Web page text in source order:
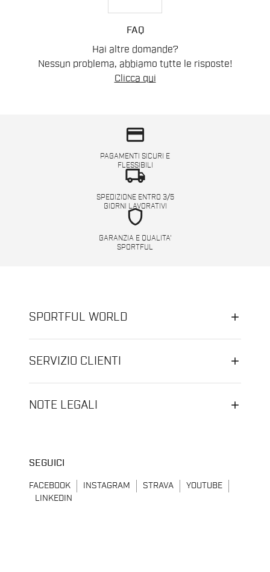
FAQ
Hai altre domande?
Nessun problema, abbiamo tutte le risposte!
Clicca qui
credit_card
PAGAMENTI SICURI E
FLESSIBILI
local_shipping
SPEDIZIONE ENTRO 3/5
GIORNI LAVORATIVI
shield
GARANZIA E QUALITA'
SPORTFUL
SPORTFUL WORLD
SERVIZIO CLIENTI
NOTE LEGALI
SEGUICI
FACEBOOK INSTAGRAM STRAVA
YOUTUBE
LINKEDIN